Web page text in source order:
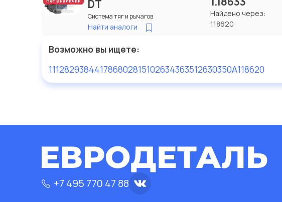
DT
Система тяг и рычагов
Найти аналоги
Найдено через:
118620
Возможно вы ищете:
111282938441786802815102634363512630350A118620
+7 495 770 47 88